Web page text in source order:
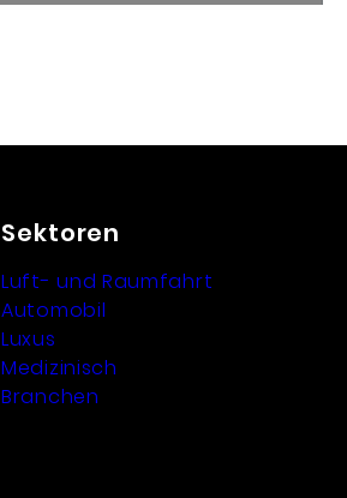
Sektoren
Luft- und Raumfahrt
Automobil
Luxus
Medizinisch
Branchen